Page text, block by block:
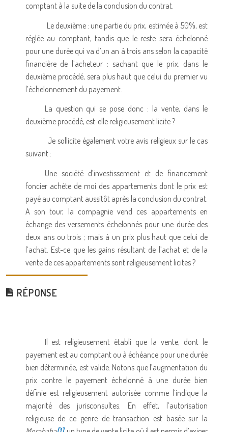
comptant à la suite de la conclusion du contrat.
Le deuxième : une partie du prix, estimée à 50%, est
réglée au comptant, tandis que le reste sera échelonné
pour une durée qui va d’un an à trois ans selon la capacité
financière de l’acheteur ; sachant que le prix, dans le
deuxième procédé, sera plus haut que celui du premier vu
l’échelonnement du payement.
La question qui se pose donc : la vente, dans le
deuxième procédé, est-elle religieusement licite ?
Je sollicite également votre avis religieux sur le cas
suivant :
Une société d’investissement et de financement
foncier achète de moi des appartements dont le prix est
payé au comptant aussitôt après la conclusion du contrat.
A son tour, la compagnie vend ces appartements en
échange des versements échelonnés pour une durée des
deux ans ou trois ; mais à un prix plus haut que celui de
l’achat. Est-ce que les gains résultant de l’achat et de la
vente de ces appartements sont religieusement licites ?
RÉPONSE
Il est religieusement établi que la vente, dont le
payement est au comptant ou à échéance pour une durée
bien déterminée, est valide. Notons que l’augmentation du
prix contre le payement échelonné à une durée bien
définie est religieusement autorisée comme l’indique la
majorité des jurisconsultes. En effet, l’autorisation
religieuse de ce genre de transaction est basée sur la